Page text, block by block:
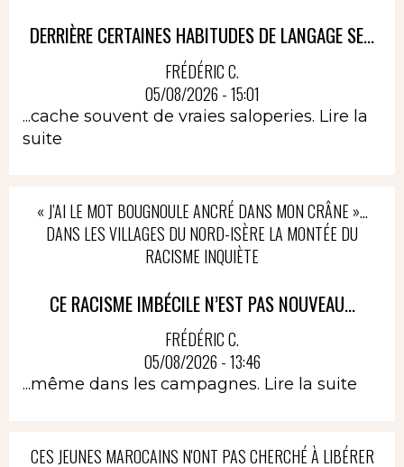
DERRIÈRE CERTAINES HABITUDES DE LANGAGE SE...
FRÉDÉRIC C.
05/08/2026 - 15:01
...cache souvent de vraies saloperies. Lire la
suite
« J’AI LE MOT BOUGNOULE ANCRÉ DANS MON CRÂNE »…
DANS LES VILLAGES DU NORD-ISÈRE LA MONTÉE DU
RACISME INQUIÈTE
CE RACISME IMBÉCILE N’EST PAS NOUVEAU...
FRÉDÉRIC C.
05/08/2026 - 13:46
...même dans les campagnes. Lire la suite
CES JEUNES MAROCAINS N'ONT PAS CHERCHÉ À LIBÉRER